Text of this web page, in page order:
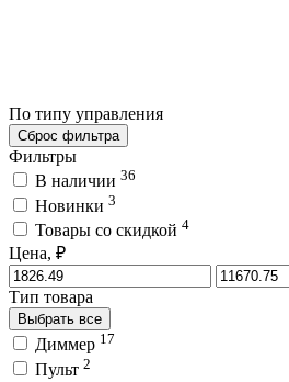
По типу управления
Сброс фильтра
Фильтры
В наличии 36
Новинки 3
Товары со скидкой 4
Цена, ₽
Тип товара
Выбрать все
Диммер 17
Пульт 2